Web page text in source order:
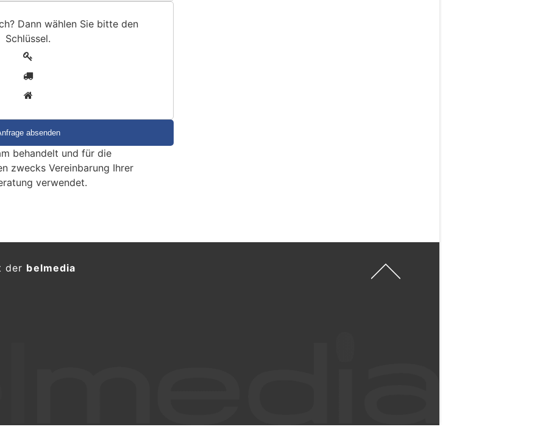
Dann wählen Sie bitte den
Schlüssel.
behandelt und für die
zwecks Vereinbarung Ihrer
verwendet.